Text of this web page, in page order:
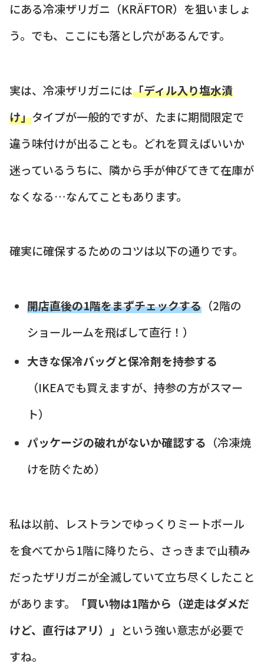
にある冷凍ザリガニ（KRÄFTOR）を狙いましょ
う。でも、ここにも落とし穴があるんです。
実は、冷凍ザリガニには「ディル入り塩水漬
け」タイプが一般的ですが、たまに期間限定で
違う味付けが出ることも。どれを買えばいいか
迷っているうちに、隣から手が伸びてきて在庫が
なくなる…なんてこともあります。
確実に確保するためのコツは以下の通りです。
開店直後の1階をまずチェックする（2階の
ショールームを飛ばして直行！）
大きな保冷バッグと保冷剤を持参する
（IKEAでも買えますが、持参の方がスマー
ト）
パッケージの破れがないか確認する （冷凍焼
けを防ぐため）
私は以前、レストランでゆっくりミートボール
を食べてから1階に降りたら、さっきまで山積み
だったザリガニが全滅していて立ち尽くしたこと
があります。
「買い物は1階から（逆走はダメだ
けど、直行はアリ）」 という強い意志が必要で
すね。